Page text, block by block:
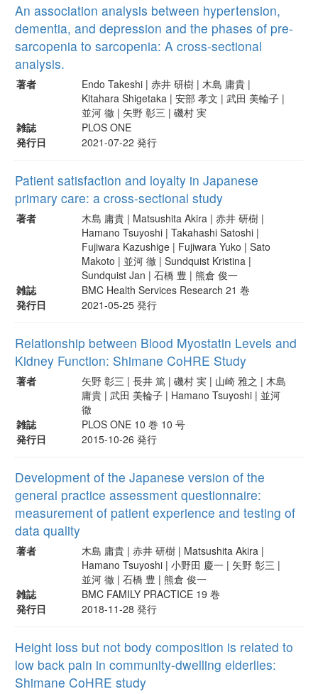
An association analysis between hypertension,
dementia, and depression and the phases of pre-
sarcopenia to sarcopenia: A cross-sectional
analysis.
著者
Endo Takeshi | 赤井 研樹 | 木島 庸貴 |
Kitahara Shigetaka | 安部 孝文 | 武田 美輪子 |
並河 徹 | 矢野 彰三 | 磯村 実
雑誌
PLOS ONE
発行日
2021-07-22 発行
Patient satisfaction and loyalty in Japanese
primary care: a cross-sectional study
著者
木島 庸貴 | Matsushita Akira | 赤井 研樹 |
Hamano Tsuyoshi | Takahashi Satoshi |
Fujiwara Kazushige | Fujiwara Yuko | Sato
Makoto | 並河 徹 | Sundquist Kristina |
Sundquist Jan | 石橋 豊 | 熊倉 俊一
雑誌
BMC Health Services Research 21 巻
発行日
2021-05-25 発行
Relationship between Blood Myostatin Levels and
Kidney Function: Shimane CoHRE Study
著者
矢野 彰三 | 長井 篤 | 磯村 実 | 山崎 雅之 | 木島
庸貴 | 武田 美輪子 | Hamano Tsuyoshi | 並河
徹
雑誌
PLOS ONE 10 巻 10 号
発行日
2015-10-26 発行
Development of the Japanese version of the
general practice assessment questionnaire:
measurement of patient experience and testing of
data quality
著者
木島 庸貴 | 赤井 研樹 | Matsushita Akira |
Hamano Tsuyoshi | 小野田 慶一 | 矢野 彰三 |
並河 徹 | 石橋 豊 | 熊倉 俊一
雑誌
BMC FAMILY PRACTICE 19 巻
発行日
2018-11-28 発行
Height loss but not body composition is related to
low back pain in community-dwelling elderlies:
Shimane CoHRE study